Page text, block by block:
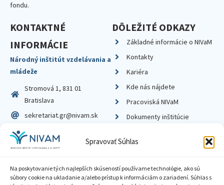
Spravovať Súhlas
Na poskytovanie tých najlepších skúseností používame technológie, ako sú
súbory cookie na ukladanie a/alebo prístup k informáciám o zariadení. Súhlas s
fondu.
KONTAKTNÉ
INFORMÁCIE
Národný inštitút vzdelávania a
mládeže
Stromová 1, 831 01
Bratislava
sekretariat.gr@nivam.sk
IČO: 00164348
DIČ: 2020798714
DÔLEŽITÉ ODKAZY
Základné informácie o NIVaM
Kontakty
Kariéra
Kde nás nájdete
Pracoviská NIVaM
Dokumenty inštitúcie